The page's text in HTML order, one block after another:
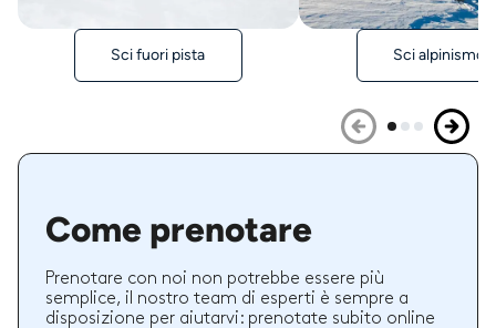
Sci fuori pista Sci alpinismo
Come prenotare
Prenotare con noi non potrebbe essere più
semplice, il nostro team di esperti è sempre a
disposizione per aiutarvi: prenotate subito online